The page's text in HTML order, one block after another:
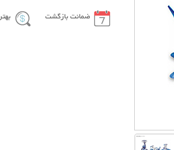
ضمانت بازگشت